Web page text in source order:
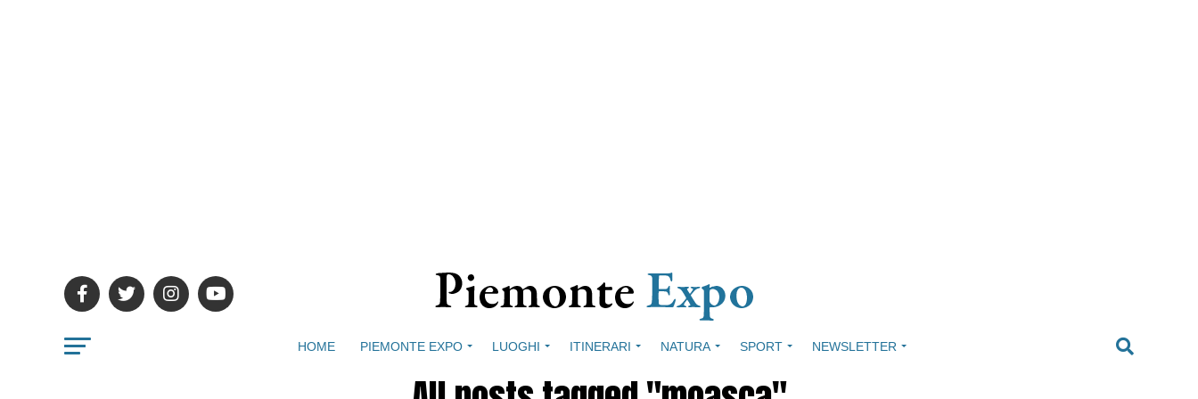
HOME PIEMONTE EXPO LUOGHI ITINERARI NATURA SPORT NEWSLETTER